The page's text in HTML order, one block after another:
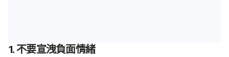
1. 不要宣洩負面情緒